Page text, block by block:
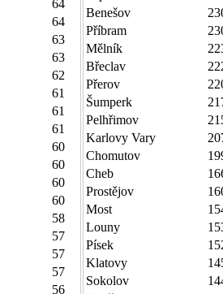
64
64
63
63
62
61
61
61
60
60
60
60
58
57
57
57
56
Benešov
Příbram
Mělník
Břeclav
Přerov
Šumperk
Pelhřimov
Karlovy Vary
Chomutov
Cheb
Prostějov
Most
Louny
Písek
Klatovy
Sokolov